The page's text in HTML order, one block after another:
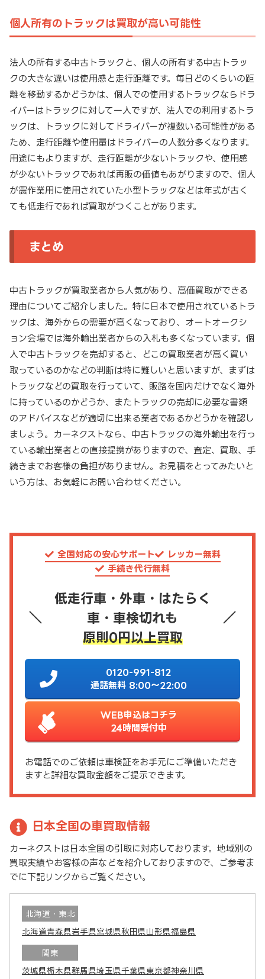
個人所有のトラックは買取が高い可能性
法人の所有する中古トラックと、個人の所有する中古トラッ
クの大きな違いは使用感と走行距離です。毎日どのくらいの距
離を移動するかどうかは、個人での使用するトラックならドラ
イバーはトラックに対して一人ですが、法人での利用するトラ
ックは、トラックに対してドライバーが複数いる可能性がある
ため、走行距離や使用量はドライバーの人数分多くなります。
用途にもよりますが、走行距離が少ないトラックや、使用感
が少ないトラックであれば再販の価値もあがりますので、個人
が農作業用に使用されていた小型トラックなどは年式が古く
ても低走行であれば買取がつくことがあります。
まとめ
中古トラックが買取業者から人気があり、高価買取ができる
理由についてご紹介しました。特に日本で使用されているトラ
ックは、海外からの需要が高くなっており、オートオークシ
ョン会場では海外輸出業者からの入札も多くなっています。個
人で中古トラックを売却すると、どこの買取業者が高く買い
取っているのかなどの判断は特に難しいと思いますが、まずは
トラックなどの買取を行っていて、販路を国内だけでなく海外
に持っているのかどうか、またトラックの売却に必要な書類
のアドバイスなどが適切に出来る業者であるかどうかを確認し
ましょう。カーネクストなら、中古トラックの海外輸出を行っ
ている輸出業者との直接提携がありますので、査定、買取、手
続きまでお客様の負担がありません。お見積をとってみたいと
いう方は、お気軽にお問い合わせください。
全国対応の安心サポート
レッカー無料
手続き代行無料
低走行車・外車・はたらく
車・車検切れも
原則0円以上買取
0120-991-812
通話無料 8:00～22:00
WEB申込はコチラ
24時間受付中
お電話でのご依頼は車検証をお手元にご準備いただき
ますと詳細な買取金額をご提示できます。
日本全国の車買取情報
カーネクストは日本全国の引取に対応しております。地域別の
買取実績やお客様の声などを紹介しておりますので、ご参考ま
でに下記リンクからご覧ください。
北海道・東北
北海道青森県岩手県宮城県秋田県山形県福島県
関東
茨城県栃木県群馬県埼玉県千葉県東京都神奈川県